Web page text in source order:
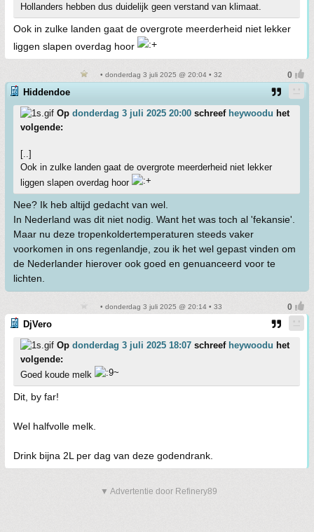
Hollanders hebben dus duidelijk geen verstand van klimaat.
Ook in zulke landen gaat de overgrote meerderheid niet lekker
liggen slapen overdag hoor
• donderdag 3 juli 2025 @ 20:04 • 32
Hiddendoe
Op donderdag 3 juli 2025 20:00 schreef heywoodu het
volgende:
[..]
Ook in zulke landen gaat de overgrote meerderheid niet lekker
liggen slapen overdag hoor
Nee? Ik heb altijd gedacht van wel.
In Nederland was dit niet nodig. Want het was toch al 'fekansie'.
Maar nu deze tropenkoldertemperaturen steeds vaker
voorkomen in ons regenlandje, zou ik het wel gepast vinden om
de Nederlander hierover ook goed en genuanceerd voor te
lichten.
• donderdag 3 juli 2025 @ 20:14 • 33
DjVero
Op donderdag 3 juli 2025 18:07 schreef heywoodu het
volgende:
Goed koude melk
Dit, by far!
Wel halfvolle melk.
Drink bijna 2L per dag van deze godendrank.
▼ Advertentie door Refinery89